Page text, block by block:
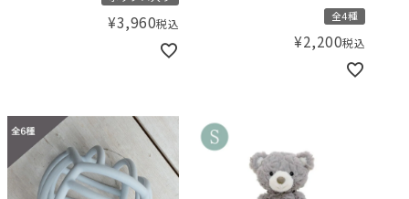
¥3,960税込
全4種
¥2,200税込